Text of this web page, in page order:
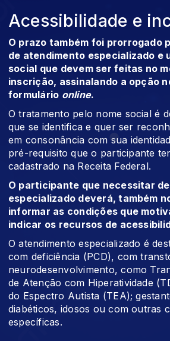
Acessibilidade e
O prazo também foi prorrogado
de atendimento especializado e
social que devem ser feitas no
inscrição, assinalando a opção
formulário online.
O tratamento pelo nome social é
que se identifica e quer ser
em consonância com sua
pré-requisito que o participante
cadastrado na Receita Federal.
O participante que necessitar
especializado deverá, também
informar as condições que
indicar os recursos de
O atendimento especializado é
com deficiência (PCD), com
neurodesenvolvimento, como
de Atenção com Hiperatividade
do Espectro Autista (TEA);
diabéticos, idosos ou com outras
específicas.